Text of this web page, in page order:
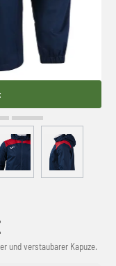
und verstaubarer Kapuze.